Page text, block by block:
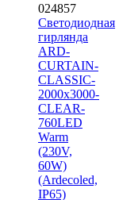
024857
Светодиодная
гирлянда
ARD-
CURTAIN-
CLASSIC-
2000x3000-
CLEAR-
760LED
Warm
(230V,
60W)
(Ardecoled,
IP65)